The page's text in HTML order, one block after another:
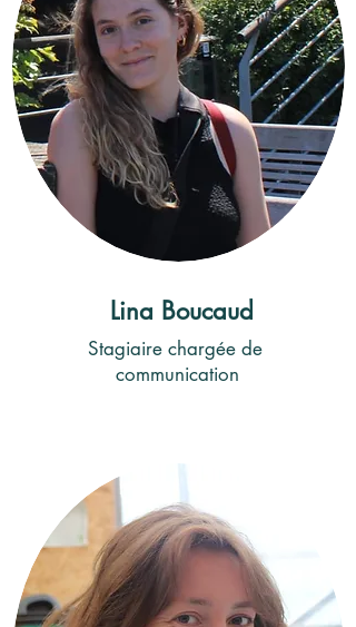
Lina Boucaud
Stagiaire chargée de
communication